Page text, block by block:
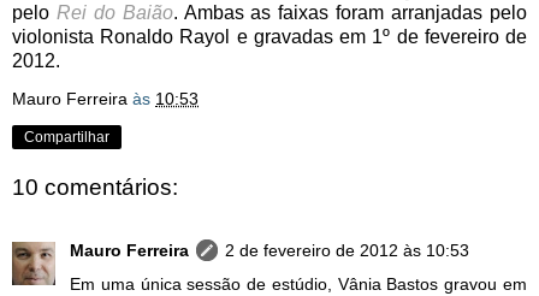
pelo Rei do Baião. Ambas as faixas foram arranjadas pelo
violonista Ronaldo Rayol e gravadas em 1º de fevereiro de
2012.
Mauro Ferreira às 10:53
Compartilhar
10 comentários:
Mauro Ferreira
2 de fevereiro de 2012 às 10:53
Em uma única sessão de estúdio, Vânia Bastos gravou em